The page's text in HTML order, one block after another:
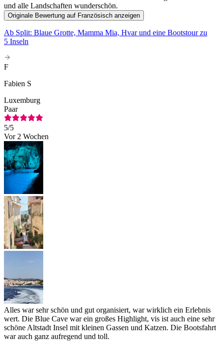
und alle Landschaften wunderschön.
Originale Bewertung auf Französisch anzeigen
Ab Split: Blaue Grotte, Mamma Mia, Hvar und eine Bootstour zu
5 Inseln
F
Fabien S
Luxemburg
Paar
5/5
Vor 2 Wochen
Alles war sehr schön und gut organisiert, war wirklich ein Erlebnis
wert. Die Blue Cave war ein großes Highlight, vis ist auch eine sehr
schöne Altstadt Insel mit kleinen Gassen und Katzen. Die Bootsfahrt
war auch ganz aufregend und toll.